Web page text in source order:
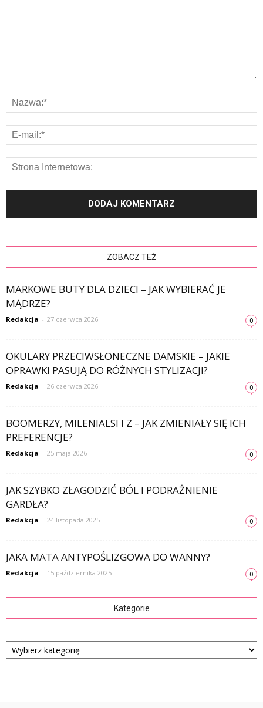
ZOBACZ TEŻ
MARKOWE BUTY DLA DZIECI – JAK WYBIERAĆ JE
MĄDRZE?
Redakcja - 27 czerwca 2026 0
OKULARY PRZECIWSŁONECZNE DAMSKIE – JAKIE
OPRAWKI PASUJĄ DO RÓŻNYCH STYLIZACJI?
Redakcja - 26 czerwca 2026 0
BOOMERZY, MILENIALSI I Z – JAK ZMIENIAŁY SIĘ ICH
PREFERENCJE?
Redakcja - 25 maja 2026 0
JAK SZYBKO ZŁAGODZIĆ BÓL I PODRAŻNIENIE
GARDŁA?
Redakcja - 24 listopada 2025 0
JAKA MATA ANTYPOŚLIZGOWA DO WANNY?
Redakcja - 15 października 2025 0
Kategorie
Kategorie